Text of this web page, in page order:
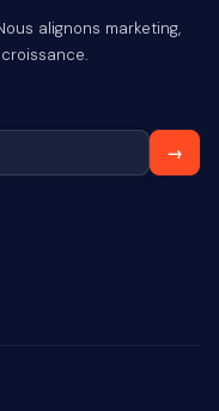
alignons marketing,